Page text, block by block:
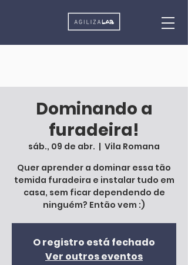
Dominando a
furadeira!
sáb., 09 de abr.
  |
Vila Romana
Quer aprender a dominar essa tão
temida furadeira e instalar tudo em
casa, sem ficar dependendo de
ninguém? Então vem :)
O registro está fechado
Ver outros eventos